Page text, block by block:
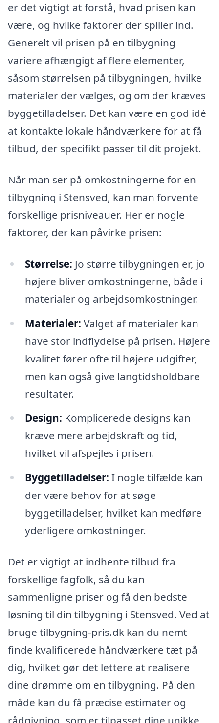
er det vigtigt at forstå, hvad prisen kan
være, og hvilke faktorer der spiller ind.
Generelt vil prisen på en tilbygning
variere afhængigt af flere elementer,
såsom størrelsen på tilbygningen, hvilke
materialer der vælges, og om der kræves
byggetilladelser. Det kan være en god idé
at kontakte lokale håndværkere for at få
tilbud, der specifikt passer til dit projekt.
Når man ser på omkostningerne for en
tilbygning i Stensved, kan man forvente
forskellige prisniveauer. Her er nogle
faktorer, der kan påvirke prisen:
Størrelse: Jo større tilbygningen er, jo
højere bliver omkostningerne, både i
materialer og arbejdsomkostninger.
Materialer: Valget af materialer kan
have stor indflydelse på prisen. Højere
kvalitet fører ofte til højere udgifter,
men kan også give langtidsholdbare
resultater.
Design: Komplicerede designs kan
kræve mere arbejdskraft og tid,
hvilket vil afspejles i prisen.
Byggetilladelser: I nogle tilfælde kan
der være behov for at søge
byggetilladelser, hvilket kan medføre
yderligere omkostninger.
Det er vigtigt at indhente tilbud fra
forskellige fagfolk, så du kan
sammenligne priser og få den bedste
løsning til din tilbygning i Stensved. Ved at
bruge tilbygning-pris.dk kan du nemt
finde kvalificerede håndværkere tæt på
dig, hvilket gør det lettere at realisere
dine drømme om en tilbygning. På den
måde kan du få præcise estimater og
rådgivning, som er tilpasset dine unikke